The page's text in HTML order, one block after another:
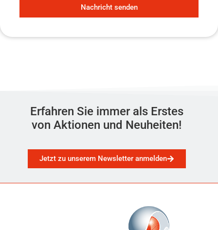
Nachricht senden
Erfahren Sie immer als Erstes
von Aktionen und Neuheiten!
Jetzt zu unserem Newsletter anmelden